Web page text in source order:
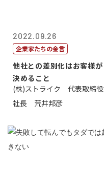
2022.09.26
企業家たちの金言
他社との差別化はお客様が
決めること
(株)ストライク 代表取締役
社長 荒井邦彦